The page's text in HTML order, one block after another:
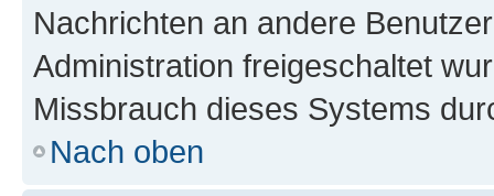
Nachrichten an andere
Administration freigeschaltet
Missbrauch dieses Systems
Nach oben